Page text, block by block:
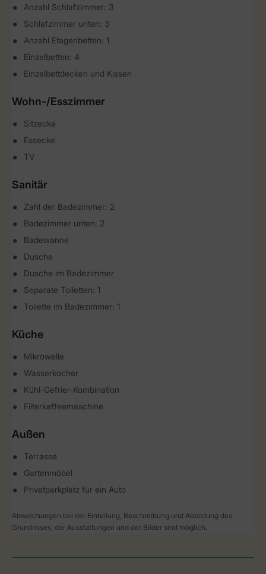
Anzahl Schlafzimmer: 3
Schlafzimmer unten: 3
Anzahl Etagenbetten: 1
Einzelbetten: 4
Einzelbettdecken und Kissen
Wohn-/Esszimmer
Sitzecke
Essecke
TV
Sanitär
Zahl der Badezimmer: 2
Badezimmer unten: 2
Badewanne
Dusche
Dusche im Badezimmer
Separate Toiletten: 1
Toilette im Badezimmer: 1
Küche
Mikrowelle
Wasserkocher
Kühl-Gefrier-Kombination
Filterkaffeemaschine
Außen
Terrasse
Gartenmöbel
Privatparkplatz für ein Auto
Abweichungen bei der Einteilung, Beschreibung und Abbildung des
Grundrisses, der Ausstattungen und der Bilder sind möglich.